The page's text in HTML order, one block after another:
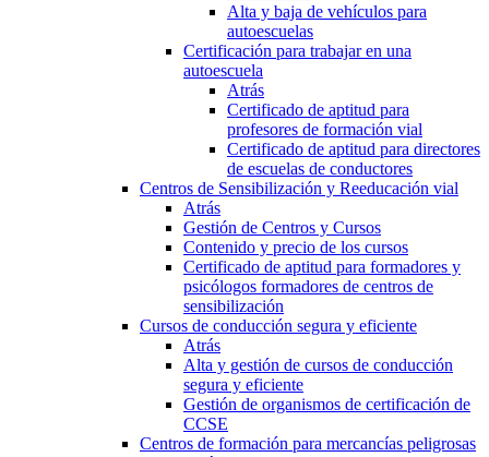
Alta y baja de vehículos para
autoescuelas
Certificación para trabajar en una
autoescuela
Atrás
Certificado de aptitud para
profesores de formación vial
Certificado de aptitud para directores
de escuelas de conductores
Centros de Sensibilización y Reeducación vial
Atrás
Gestión de Centros y Cursos
Contenido y precio de los cursos
Certificado de aptitud para formadores y
psicólogos formadores de centros de
sensibilización
Cursos de conducción segura y eficiente
Atrás
Alta y gestión de cursos de conducción
segura y eficiente
Gestión de organismos de certificación de
CCSE
Centros de formación para mercancías peligrosas